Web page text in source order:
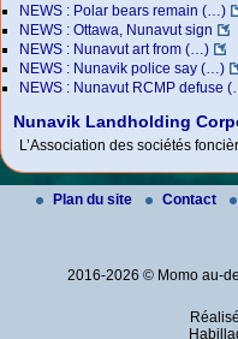
NEWS : Polar bears remain (…)
NEWS : Ottawa, Nunavut sign
NEWS : Nunavut art from (…)
NEWS : Nunavik police say (…)
NEWS : Nunavut RCMP defuse
Nunavik Landholding
L’Association des sociétés
Plan du site Contact
2016-2026 © Momo au-